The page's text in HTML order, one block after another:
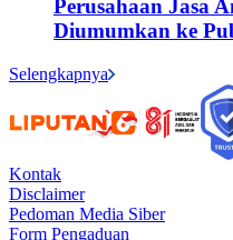
Perusahaan Jasa
Diumumkan ke
Selengkapnya
Kontak
Disclaimer
Pedoman Media Siber
Form Pengaduan